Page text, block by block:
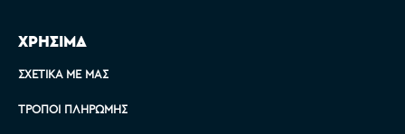
ΧΡΗΣΙΜΑ
ΣΧΕΤΙΚΆ ΜΕ ΜΑΣ
ΤΡΌΠΟΙ ΠΛΗΡΩΜΉΣ